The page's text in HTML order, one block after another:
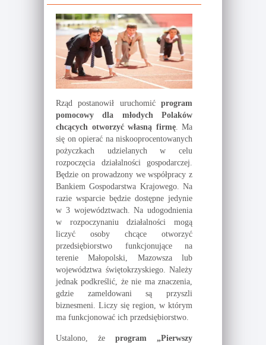
Rząd postanowił uruchomić program
pomocowy dla młodych Polaków
chcących otworzyć własną firmę. Ma
się on opierać na niskooprocentowanych
pożyczkach udzielanych w celu
rozpoczęcia działalności gospodarczej.
Będzie on prowadzony we współpracy z
Bankiem Gospodarstwa Krajowego. Na
razie wsparcie będzie dostępne jedynie
w 3 województwach. Na udogodnienia
w rozpoczynaniu działalności mogą
liczyć osoby chcące otworzyć
przedsiębiorstwo funkcjonujące na
terenie Małopolski, Mazowsza lub
województwa świętokrzyskiego. Należy
jednak podkreślić, że nie ma znaczenia,
gdzie zameldowani są przyszli
biznesmeni. Liczy się region, w którym
ma funkcjonować ich przedsiębiorstwo.
Ustalono, że program „Pierwszy